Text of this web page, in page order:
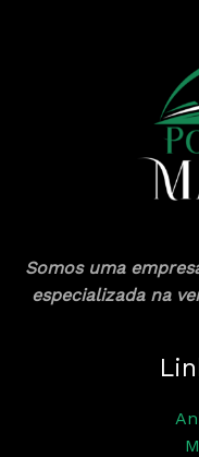
Somos uma
especializada na